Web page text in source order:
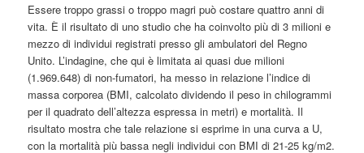
Essere troppo grassi o troppo magri può costare quattro anni di
vita. È il risultato di uno studio che ha coinvolto più di 3 milioni e
mezzo di individui registrati presso gli ambulatori del Regno
Unito. L’indagine, che qui è limitata ai quasi due milioni
(1.969.648) di non-fumatori, ha messo in relazione l’indice di
massa corporea (BMI, calcolato dividendo il peso in chilogrammi
per il quadrato dell’altezza espressa in metri) e mortalità. Il
risultato mostra che tale relazione si esprime in una curva a U,
con la mortalità più bassa negli individui con BMI di 21-25 kg/m2.